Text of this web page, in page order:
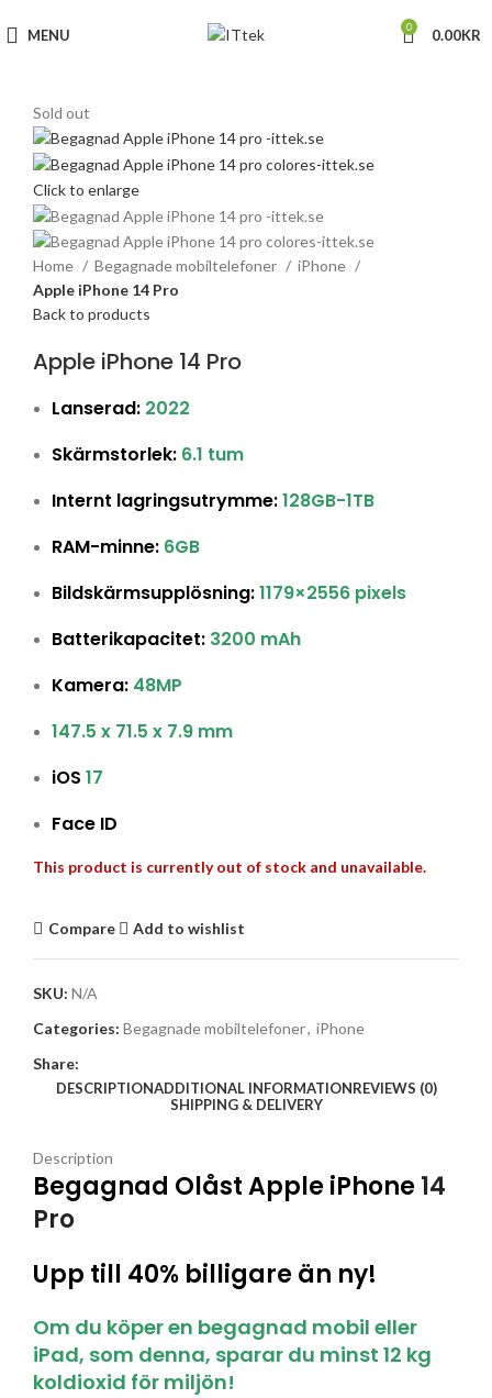
MENU 0 0.00KR
Sold out
Click to enlarge
Home Begagnade mobiltelefoner
iPhone
Apple iPhone 14 Pro
Back to products
Apple iPhone 14 Pro
Lanserad: 2022
Skärmstorlek: 6.1 tum
Internt lagringsutrymme:128GB-1TB
RAM-minne: 6GB
Bildskärmsupplösning:1179×2556 pixels
Batterikapacitet: 3200 mAh
Kamera: 48MP
147.5 x 71.5 x 7.9 mm
iOS 17
Face ID
This product is currently out of stock and unavailable.
Compare Add to wishlist
SKU: N/A
Categories: Begagnade mobiltelefoner, iPhone
Share:
DESCRIPTIONADDITIONAL INFORMATIONREVIEWS (0)
SHIPPING & DELIVERY
Description
Begagnad Olåst Apple iPhone14
Pro
Upp till 40% billigare än ny!
Om du köper en begagnad mobil eller
iPad, som denna, sparar du minst 12 kg
koldioxid för miljön!